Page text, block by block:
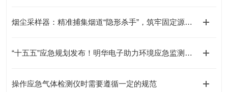
烟尘采样器：精准捕集烟道“隐形杀手”，筑牢固定源排放监管防线
“十五五”应急规划发布！明华电子助力环境应急监测装备体系现代化
操作应急气体检测仪时需要遵循一定的规范